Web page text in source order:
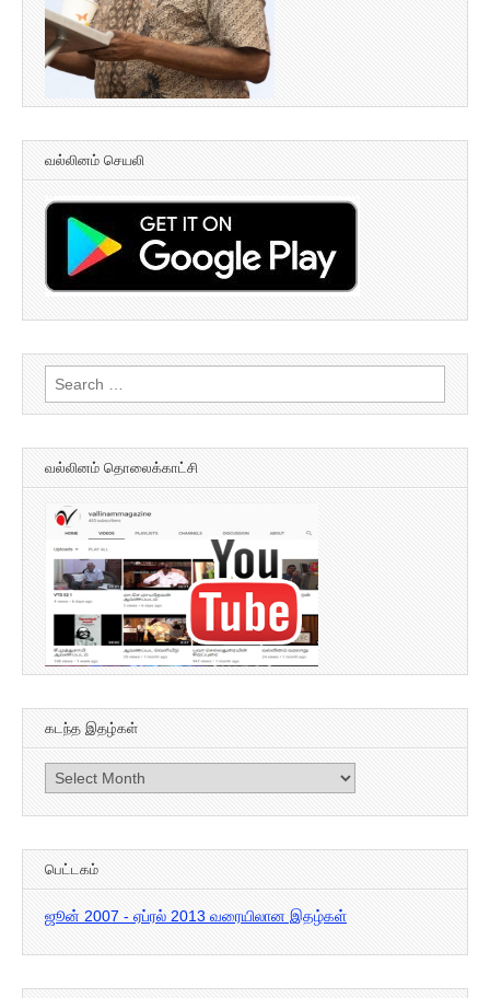
வல்லினம் செயலி
Search
for:
வல்லினம் தொலைக்காட்சி
கடந்த இதழ்கள்
கடந்த
இதழ்கள்
பெட்டகம்
ஜூன் 2007 - ஏப்ரல் 2013 வரையிலான இதழ்கள்